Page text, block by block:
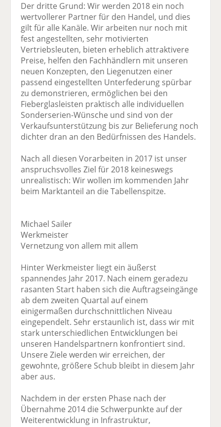
Der dritte Grund: Wir werden 2018 ein noch
wertvollerer Partner für den Handel, und dies
gilt für alle Kanäle. Wir arbeiten nur noch mit
fest angestellten, sehr motivierten
Vertriebsleuten, bieten erheblich attraktivere
Preise, helfen den Fachhändlern mit unseren
neuen Konzepten, den Liegenutzen einer
passend eingestellten Unterfederung spürbar
zu demonstrieren, ermöglichen bei den
Fieberglasleisten praktisch alle individuellen
Sonderserien-Wünsche und sind von der
Verkaufsunterstützung bis zur Belieferung noch
dichter dran an den Bedürfnissen des Handels.
Nach all diesen Vorarbeiten in 2017 ist unser
anspruchsvolles Ziel für 2018 keineswegs
unrealistisch: Wir wollen im kommenden Jahr
beim Marktanteil an die Tabellenspitze.
Michael Sailer
Werkmeister
Vernetzung von allem mit allem
Hinter Werkmeister liegt ein äußerst
spannendes Jahr 2017. Nach einem geradezu
rasanten Start haben sich die Auftragseingänge
ab dem zweiten Quartal auf einem
einigermaßen durchschnittlichen Niveau
eingependelt. Sehr erstaunlich ist, dass wir mit
stark unterschiedlichen Entwicklungen bei
unseren Handelspartnern konfrontiert sind.
Unsere Ziele werden wir erreichen, der
gewohnte, größere Schub bleibt in diesem Jahr
aber aus.
Nachdem in der ersten Phase nach der
Übernahme 2014 die Schwerpunkte auf der
Weiterentwicklung in Infrastruktur,